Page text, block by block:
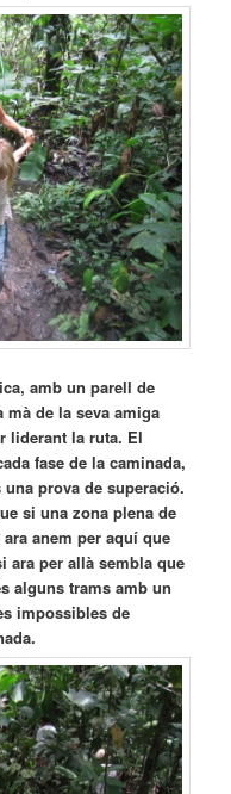
amb un parell de
de la seva amiga
liderant la ruta. El
fase de la caminada,
prova de superació.
si una zona plena de
anem per aquí que
ara per allà sembla que
alguns trams amb un
impossibles de